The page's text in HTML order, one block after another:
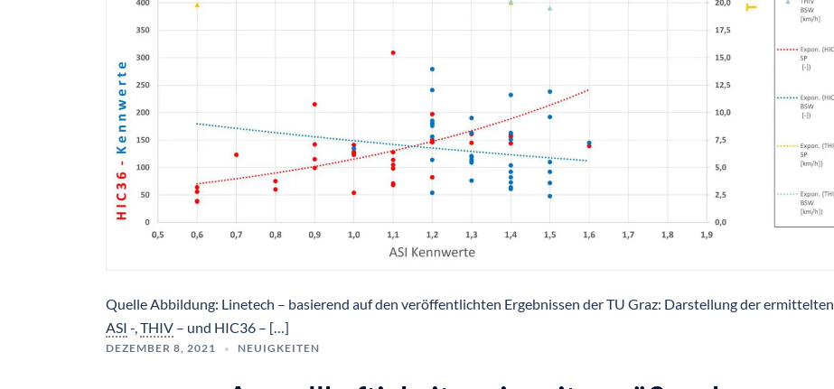
Quelle Abbildung: Linetech – basierend auf den veröffentlichten Ergebnissen der TU Graz: Darstellung der ermittelten
ASI -,THIV – und HIC36 – […]
DEZEMBER 8, 2021 NEUIGKEITEN